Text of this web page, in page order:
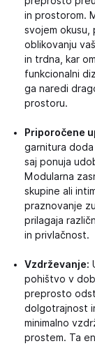
in prostorom.
svojem
oblikovanju
in trdna, kar
funkcionalni
ga naredi
prostoru.
Priporočene
garnitura doda
saj ponuja
Modularna
skupine ali
praznovanje
prilagaja
in privlačnost.
Vzdrževanje:
pohištvo v
preprosto
dolgotrajnost
minimalno
prostem. Ta